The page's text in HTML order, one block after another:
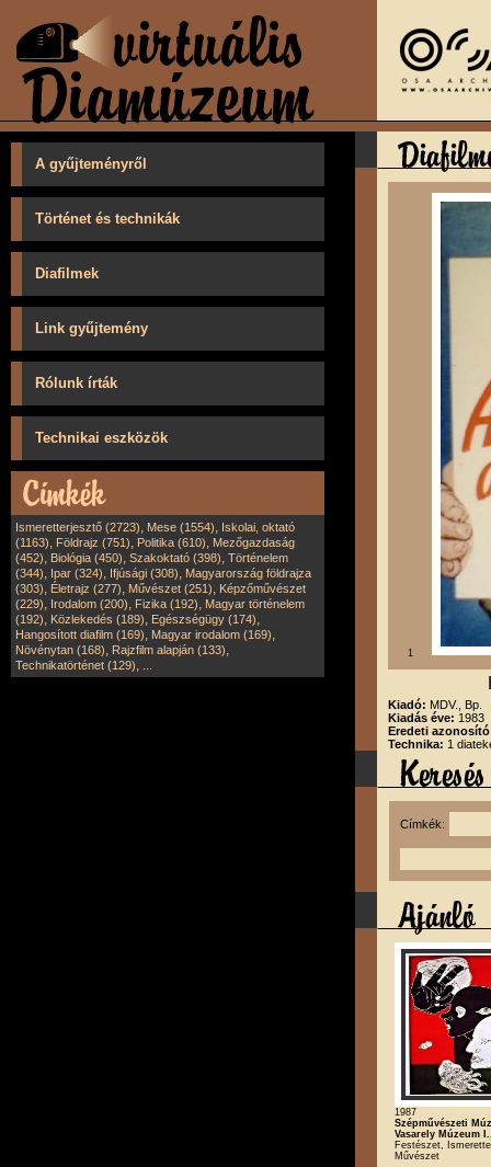
A gyűjteményről
Történet és technikák
Diafilmek
Link gyűjtemény
Rólunk írták
Technikai eszközök
Ismeretterjesztő (2723), Mese (1554), Iskolai, oktató
(1163), Földrajz (751), Politika (610), Mezőgazdaság
(452), Biológia (450), Szakoktató (398), Történelem
(344), Ipar (324), Ifjúsági (308), Magyarország földrajza
(303), Életrajz (277), Művészet (251), Képzőművészet
(229), Irodalom (200), Fizika (192), Magyar történelem
(192), Közlekedés (189), Egészségügy (174),
Hangosított diafilm (169), Magyar irodalom (169),
Növénytan (168), Rajzfilm alapján (133),
Technikatörténet (129),
1
Kiadó: MDV., Bp.
Kiadás éve: 1983
Eredeti
Technika: 1
Címkék:
1987
Szépművészeti
Vasarely Múzeum
Festészet,
Művészet